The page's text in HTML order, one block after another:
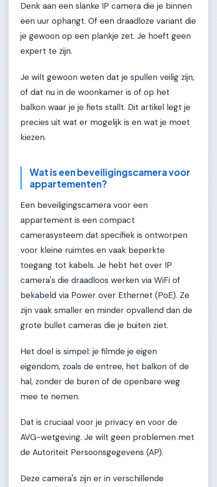
Denk aan een slanke IP camera die je binnen
een uur ophangt. Of een draadloze variant die
je gewoon op een plankje zet. Je hoeft geen
expert te zijn.
Je wilt gewoon weten dat je spullen veilig zijn,
of dat nu in de woonkamer is of op het
balkon waar je je fiets stallt. Dit artikel legt je
precies uit wat er mogelijk is en wat je moet
kiezen.
Wat is een beveiligingscamera voor
appartementen?
Een beveiligingscamera voor een
appartement is een compact
camerasysteem dat specifiek is ontworpen
voor kleine ruimtes en vaak beperkte
toegang tot kabels. Je hebt het over IP
camera's die draadloos werken via WiFi of
bekabeld via Power over Ethernet (PoE). Ze
zijn vaak smaller en minder opvallend dan de
grote bullet cameras die je buiten ziet.
Het doel is simpel: je filmde je eigen
eigendom, zoals de entree, het balkon of de
hal, zonder de buren of de openbare weg
mee te nemen.
Dat is cruciaal voor je privacy en voor de
AVG-wetgeving. Je wilt geen problemen met
de Autoriteit Persoonsgegevens (AP).
Deze camera's zijn er in verschillende